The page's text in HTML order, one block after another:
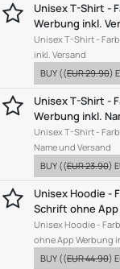
Unisex T-Shirt -
Werbung inkl.
Unisex T-Shirt -
inkl. Versand
BUY ((EUR 29.90)
Unisex T-Shirt -
Werbung inkl.
Unisex T-Shirt -
Name und Versand
BUY ((EUR 23.90)
Unisex Hoodie -
Schrift ohne App
Unisex Hoodie -
ohne App Werbung
BUY ((EUR 44.90)